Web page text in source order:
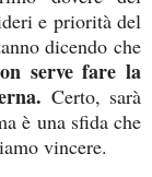
e priorità del
dicendo che
serve fare la
Certo, sarà
è una sfida che
vincere.